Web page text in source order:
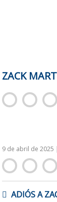
ZACK
9 de abril de 2025
NAVEGACIÓN
DEADIÓS A